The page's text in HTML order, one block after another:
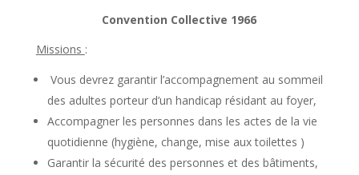
Convention Collective 1966
Missions :
Vous devrez garantir l’accompagnement au sommeil
des adultes porteur d’un handicap résidant au foyer,
Accompagner les personnes dans les actes de la vie
quotidienne (hygiène, change, mise aux toilettes )
Garantir la sécurité des personnes et des bâtiments,